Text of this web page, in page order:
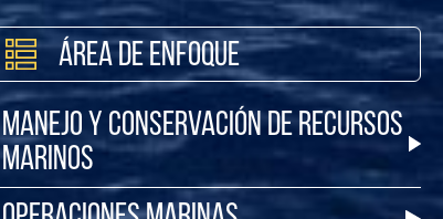
Área de Enfoque
Manejo y Conservación de Recursos
Marinos